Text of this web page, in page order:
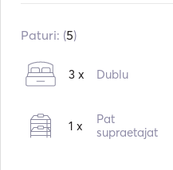
Motoare:1 x 50hp
Consumul:5
L /ora
Capacitatea de combustibil:
Paturi: (5)
3 x Dublu
1 x
Pat
supraetajat